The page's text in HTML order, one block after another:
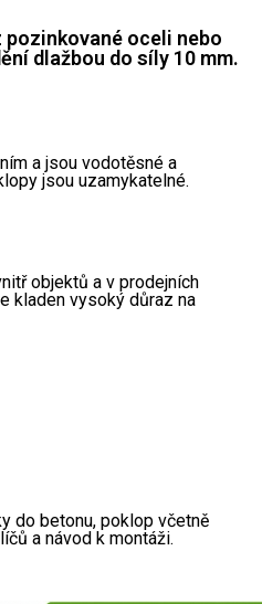
oceli nebo
dlažbou do síly 10 mm.
a jsou vodotěsné a
jsou uzamykatelné.
objektů a v prodejních
kladen vysoký důraz na
do betonu, poklop včetně
a návod k montáži.